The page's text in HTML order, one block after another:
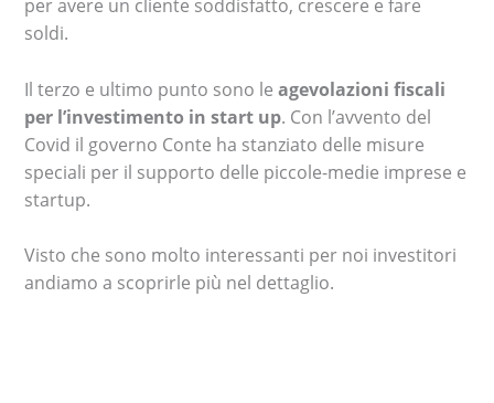
per avere un cliente soddisfatto, crescere e fare
soldi.
Il terzo e ultimo punto sono le agevolazioni fiscali
per l’investimento in start up. Con l’avvento del
Covid il governo Conte ha stanziato delle misure
speciali per il supporto delle piccole-medie imprese e
startup.
Visto che sono molto interessanti per noi investitori
andiamo a scoprirle più nel dettaglio.